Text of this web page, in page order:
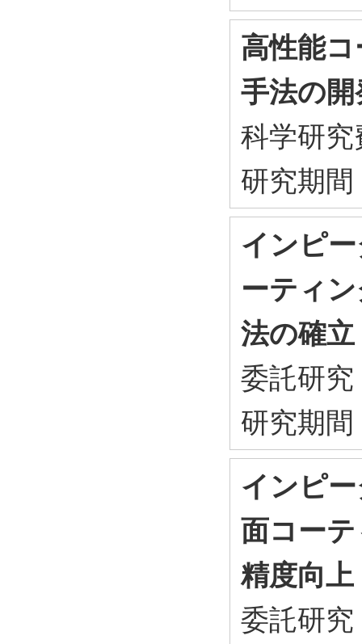
高性能
手法の開
科学研
研究期間
インピ
ーティ
法の確立
委託研
研究期間
インピ
面コー
精度向上
委託研